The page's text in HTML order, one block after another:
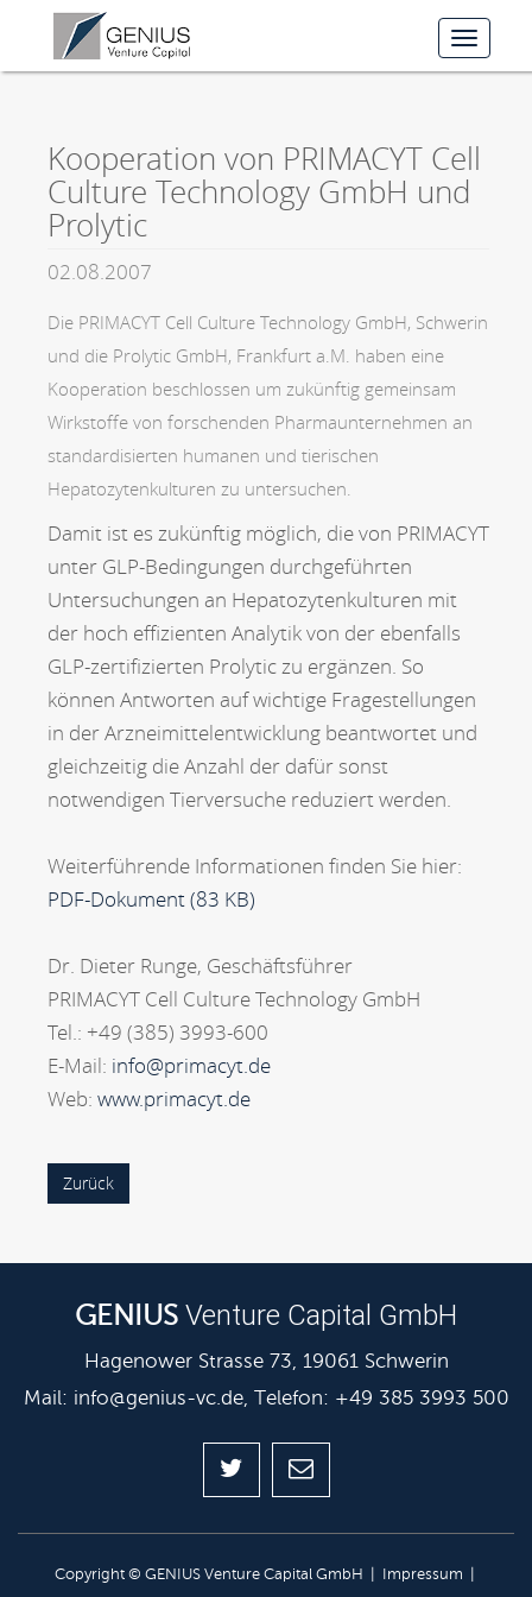
Toggle
Kooperation von PRIMACYT Cell
Culture Technology GmbH und
Prolytic
02.08.2007
Die PRIMACYT Cell Culture Technology GmbH, Schwerin
und die Prolytic GmbH, Frankfurt a.M. haben eine
Kooperation beschlossen um zukünftig gemeinsam
Wirkstoffe von forschenden Pharmaunternehmen an
standardisierten humanen und tierischen
Hepatozytenkulturen zu untersuchen.
Damit ist es zukünftig möglich, die von PRIMACYT
unter GLP-Bedingungen durchgeführten
Untersuchungen an Hepatozytenkulturen mit
der hoch effizienten Analytik von der ebenfalls
GLP-zertifizierten Prolytic zu ergänzen. So
können Antworten auf wichtige Fragestellungen
in der Arzneimittelentwicklung beantwortet und
gleichzeitig die Anzahl der dafür sonst
notwendigen Tierversuche reduziert werden.
Weiterführende Informationen finden Sie hier:
PDF-Dokument (83 KB)
Dr. Dieter Runge, Geschäftsführer
PRIMACYT Cell Culture Technology GmbH
Tel.: +49 (385) 3993-600
E-Mail: info@primacyt.de
Web:www.primacyt.de
Zurück
GENIUS Venture Capital GmbH
Hagenower Strasse 73, 19061 Schwerin
Mail: info@genius-vc.de, Telefon: +49 385 3993 500
Copyright © GENIUS Venture Capital GmbH | Impressum